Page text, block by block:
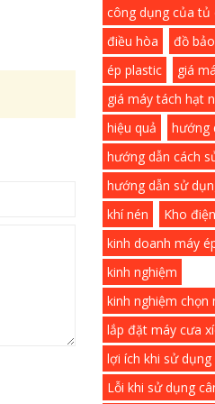
công dụng của tủ
điều hòa
đồ
ép plastic
giá
giá máy tách hạt
hiệu quả
hướng
hướng dẫn cách
hướng dẫn sử
khí nén
Kho
kinh doanh máy
kinh nghiệm
kinh nghiệm chọn
lắp đặt máy cưa
lợi ích khi sử
Lỗi khi sử dụng